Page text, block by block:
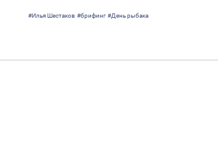
#Илья Шестаков #брифинг #День рыбака